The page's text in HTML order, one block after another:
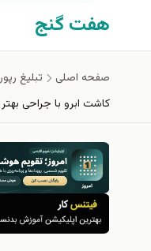
گنج
تبلیغ رپورتاژ
ابرو با جراحی بهتر است با